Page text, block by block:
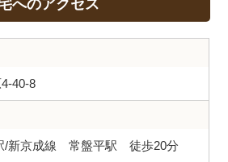
40-8
/新京成線 常盤平駅 徒歩20分